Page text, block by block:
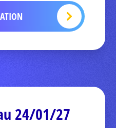
24/01/27